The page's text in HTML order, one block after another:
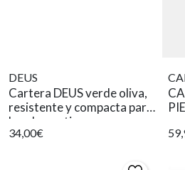
DEUS
Cartera DEUS verde oliva,
resistente y compacta para
hombre activo.
34,00€